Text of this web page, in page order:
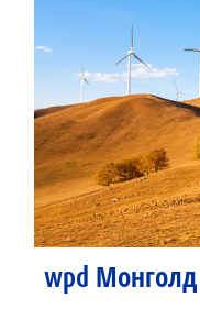
wpd Монголд